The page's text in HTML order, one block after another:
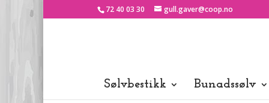
72 40 03 30 gull.gaver@coop.no
Sølvbestikk Bunadssølv